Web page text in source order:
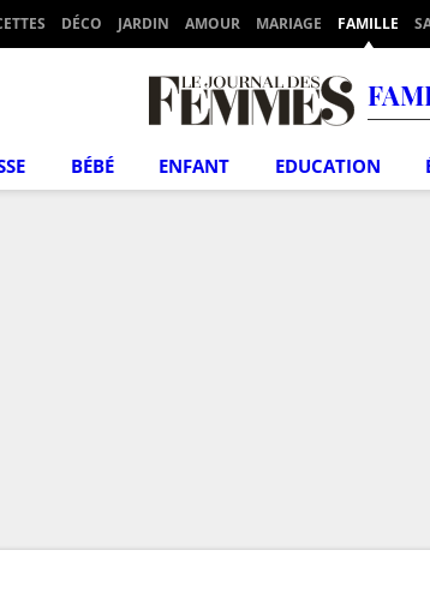
DÉCO JARDIN AMOUR MARIAGE FAMILLE
BÉBÉ ENFANT EDUCATION